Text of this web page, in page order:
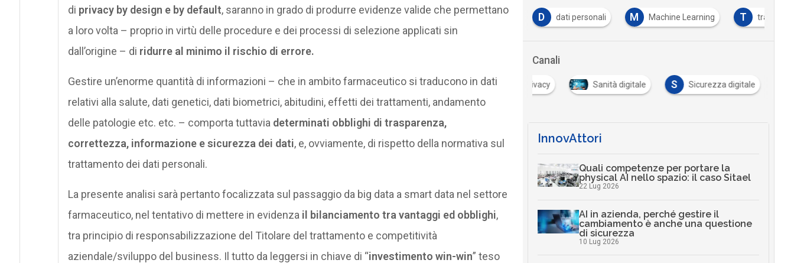
di privacy by design e by default, saranno in grado di produrre evidenze valide che permettano
a loro volta – proprio in virtù delle procedure e dei processi di selezione applicati sin
dall’origine – di ridurre al minimo il rischio di errore.
Gestire un’enorme quantità di informazioni – che in ambito farmaceutico si traducono in dati
relativi alla salute, dati genetici, dati biometrici, abitudini, effetti dei trattamenti, andamento
delle patologie etc. etc. – comporta tuttavia determinati obblighi di trasparenza,
correttezza, informazione e sicurezza dei dati, e, ovviamente, di rispetto della normativa sul
trattamento dei dati personali.
La presente analisi sarà pertanto focalizzata sul passaggio da big data a smart data nel settore
farmaceutico, nel tentativo di mettere in evidenza il bilanciamento tra vantaggi ed obblighi,
tra principio di responsabilizzazione del Titolare del trattamento e competitività
aziendale/sviluppo del business. Il tutto da leggersi in chiave di “investimento win-win” teso
B D dati personali M Machine Learning T
Canali
Privacy Sanità digitale S Sicurezza digitale
InnovAttori
Quali competenze per portare la
physical AI nello spazio: il caso Sitael
22 Lug 2026
AI in azienda, perché gestire il
cambiamento è anche una questione
di sicurezza
10 Lug 2026